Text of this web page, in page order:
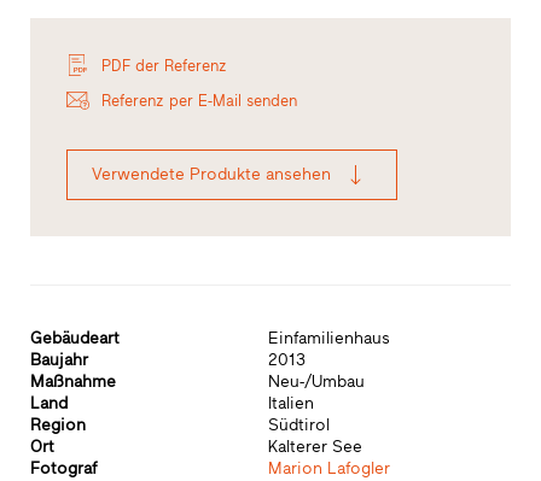
PDF der Referenz
Referenz per E-Mail senden
Verwendete Produkte ansehen
Gebäudeart
Einfamilienhaus
Baujahr
2013
Maßnahme
Neu-/Umbau
Land
Italien
Region
Südtirol
Ort
Kalterer See
Fotograf
Marion Lafogler